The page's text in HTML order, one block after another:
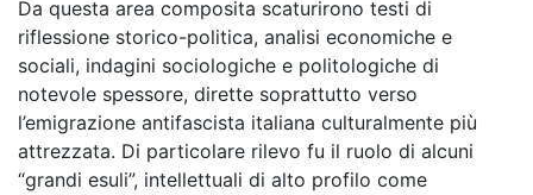
Da questa area composita scaturirono testi di
riflessione storico-politica, analisi economiche e
sociali, indagini sociologiche e politologiche di
notevole spessore, dirette soprattutto verso
l’emigrazione antifascista italiana culturalmente più
attrezzata. Di particolare rilevo fu il ruolo di alcuni
“grandi esuli”, intellettuali di alto profilo come